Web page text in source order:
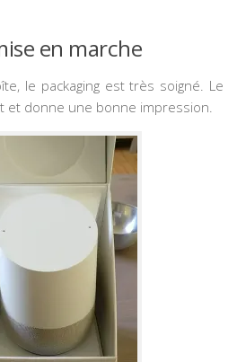
en marche
le packaging est très soigné. Le
et donne une bonne impression.